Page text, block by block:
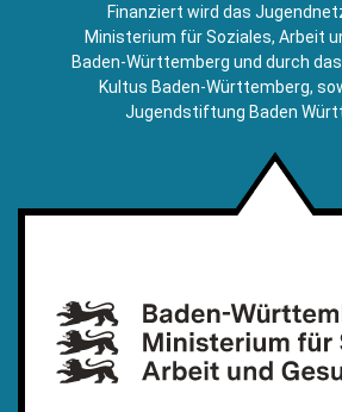
Finanziert wird das
Ministerium für Soziales, Arbeit
Baden-Württemberg und durch
Kultus Baden-Württemberg,
Jugendstiftung Baden